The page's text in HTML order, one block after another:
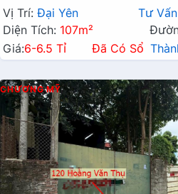
Vị Trí: Đại Yên Tư Vấn
Diện Tích: 107m²
Giá:6-6.5 Tỉ Đã Có Sổ
CHƯƠNG MỸ